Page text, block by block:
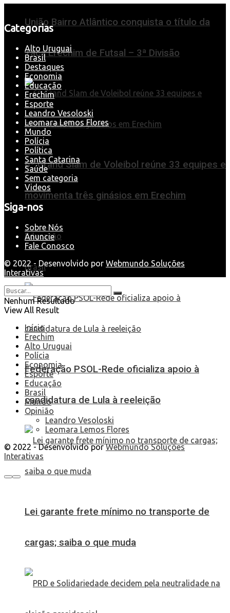
União Bairro Atlântico conquista o título da
Taça Erechim de Futsal – 3ª Divisão
6º Grand Slam de Voleibol reúne 33 equipes e
movimenta três ginásios em Erechim
Educação
Brasil
Federação PSOL-Rede oficializa apoio à
candidatura de Lula à reeleição
Lei garante frete mínimo no transporte de
cargas; saiba o que muda
Categorias
Alto Uruguai
Brasil
Destaques
Economia
Educação
Erechim
Esporte
Leandro Vesoloski
Leomara Lemos Flores
Mundo
Polícia
Política
Santa Catarina
Saúde
Sem categoria
Videos
Siga-nos
Sobre Nós
Anuncie
Fale Conosco
© 2022 - Desenvolvido por Webmundo Soluções
Interativas
Nenhum Resultado
View All Result
Início
Erechim
Alto Uruguai
Polícia
Economia
Esporte
Educação
Brasil
Mundo
Opinião
Leandro Vesoloski
Leomara Lemos Flores
© 2022 - Desenvolvido porWebmundo Soluções
Interativas